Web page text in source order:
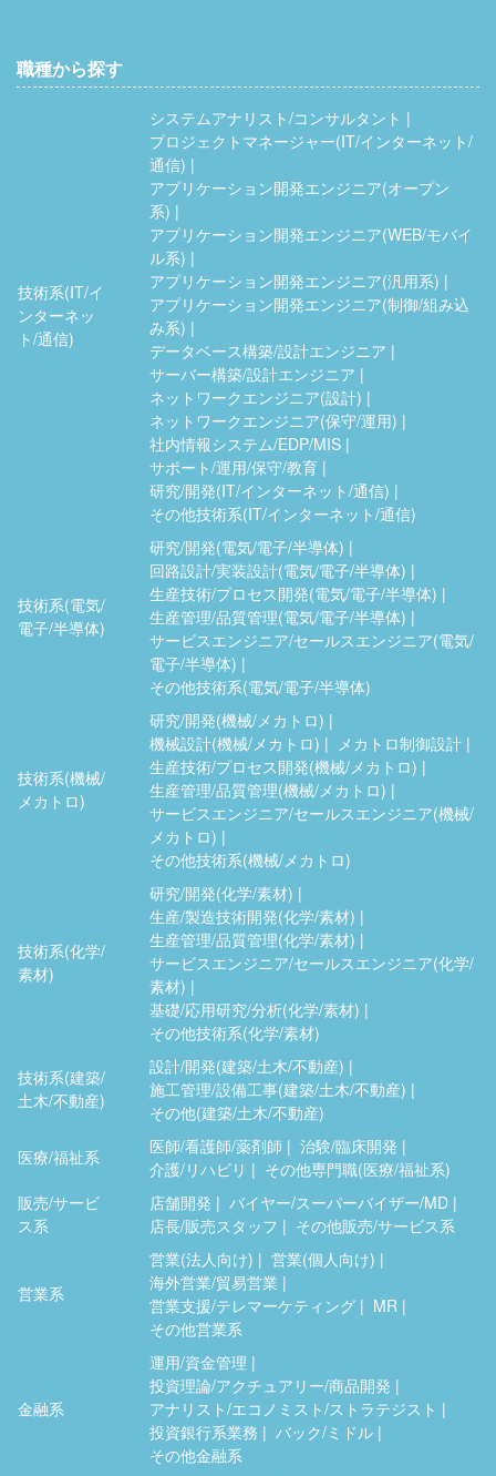
職種から探す
技術系(IT/イ
ンターネッ
ト/通信)
システムアナリスト/コンサルタント
プロジェクトマネージャー(IT/インターネット/
通信)
アプリケーション開発エンジニア(オープン
系)
アプリケーション開発エンジニア(WEB/モバイ
ル系)
アプリケーション開発エンジニア(汎用系)
アプリケーション開発エンジニア(制御/組み込
み系)
データベース構築/設計エンジニア
サーバー構築/設計エンジニア
ネットワークエンジニア(設計)
ネットワークエンジニア(保守/運用)
社内情報システム/EDP/MIS
サポート/運用/保守/教育
研究/開発(IT/インターネット/通信)
その他技術系(IT/インターネット/通信)
技術系(電気/
電子/半導体)
研究/開発(電気/電子/半導体)
回路設計/実装設計(電気/電子/半導体)
生産技術/プロセス開発(電気/電子/半導体)
生産管理/品質管理(電気/電子/半導体)
サービスエンジニア/セールスエンジニア(電気/
電子/半導体)
その他技術系(電気/電子/半導体)
技術系(機械/
メカトロ)
研究/開発(機械/メカトロ)
機械設計(機械/メカトロ)
メカトロ制御設計
生産技術/プロセス開発(機械/メカトロ)
生産管理/品質管理(機械/メカトロ)
サービスエンジニア/セールスエンジニア(機械/
メカトロ)
その他技術系(機械/メカトロ)
技術系(化学/
素材)
研究/開発(化学/素材)
生産/製造技術開発(化学/素材)
生産管理/品質管理(化学/素材)
サービスエンジニア/セールスエンジニア(化学/
素材)
基礎/応用研究/分析(化学/素材)
その他技術系(化学/素材)
技術系(建築/
土木/不動産)
設計/開発(建築/土木/不動産)
施工管理/設備工事(建築/土木/不動産)
その他(建築/土木/不動産)
医療/福祉系
医師/看護師/薬剤師
治験/臨床開発
介護/リハビリ
その他専門職(医療/福祉系)
販売/サービ
ス系
店舗開発
バイヤー/スーパーバイザー/MD
店長/販売スタッフ
その他販売/サービス系
営業系
営業(法人向け)
営業(個人向け)
海外営業/貿易営業
営業支援/テレマーケティング
MR
その他営業系
金融系
運用/資金管理
投資理論/アクチュアリー/商品開発
アナリスト/エコノミスト/ストラテジスト
投資銀行系業務
バック/ミドル
その他金融系